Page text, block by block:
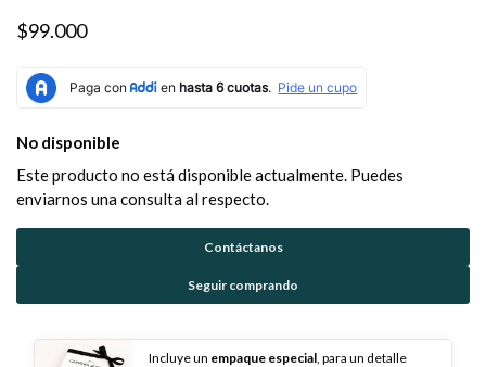
$99.000
No disponible
Este producto no está disponible actualmente. Puedes
enviarnos una consulta al respecto.
Contáctanos
Seguir comprando
Incluye un empaque especial , para un detalle